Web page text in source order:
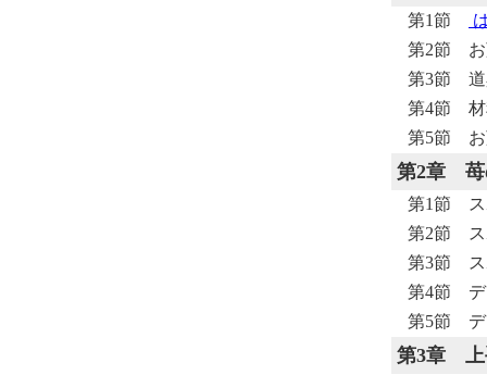
第1節
第2節 お
第3節 道
第4節 材
第5節 お
第2章
第1節 ス
第2節 ス
第3節 ス
第4節 デ
第5節 デ
第3章